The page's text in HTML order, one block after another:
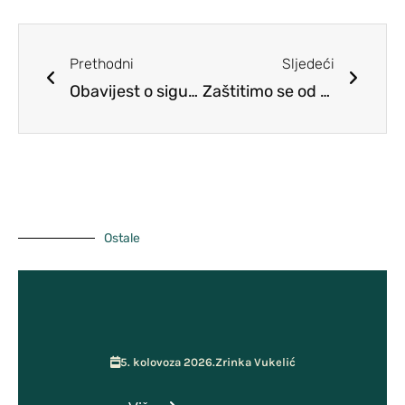
Školski tim za kvalitetu
Pristup informacijama
Prethodni
Obavijest o sigurnosnom incidentu neovlaštenog dijeljenja podataka i preporuke o povećanom oprezu
Sljedeći
Zaštitimo se od vrućine
Ostale
5. kolovoza 2026.Zrinka Vukelić